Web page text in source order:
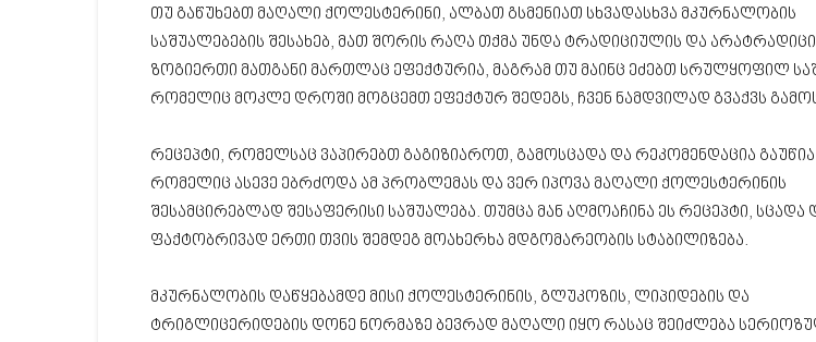
თუ გაწუხებთ მაღალი ქოლესტერინი, ალბათ გსმენიათ სხვადასხვა მკურნალობის
საშუალებების შესახებ, მათ შორის რაღა თქმა უნდა ტრადიციულის და
ზოგიერთი მათგანი მართლაც ეფექტურია, მაგრამ თუ მაინც ეძებთ სრულყოფილ
რომელიც მოკლე დროში მოგცემთ ეფექტურ შედეგს, ჩვენ ნამდვილად გვაქვს
რეცეპტი, რომელსაც ვაპირებთ გაგიზიაროთ, გამოსცადა და რეკომენდაცია გაუწია
რომელიც ასევე ებრძოდა ამ პრობლემას და ვერ იპოვა მაღალი ქოლესტერინის
შესამცირებლად შესაფერისი საშუალება. თუმცა მან აღმოაჩინა ეს რეცეპტი, სცადა
ფაქტობრივად ერთი თვის შემდეგ მოახერხა მდგომარეობის სტაბილიზება.
მკურნალობის დაწყებამდე მისი ქოლესტერინის, გლუკოზის, ლიპიდების და
ტრიგლიცერიდების დონე ნორმაზე ბევრად მაღალი იყო რასაც შეიძლება